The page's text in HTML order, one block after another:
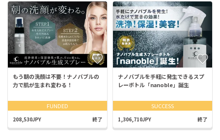
もう朝の洗顔は不要！ナノバブルの
力で肌が生まれ変わる！
FUNDED
208,530JPY 終了
ナノバブルを手軽に発生できるスプ
レーボトル「nanoble」誕生
SUCCESS
1,306,710JPY 終了